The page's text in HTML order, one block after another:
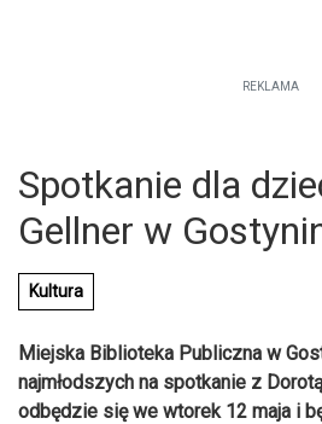
REKLAMA
Spotkanie dla
Gellner w
Kultura
Miejska Biblioteka Publiczna w
najmłodszych na spotkanie z
odbędzie się we wtorek 12 maja i